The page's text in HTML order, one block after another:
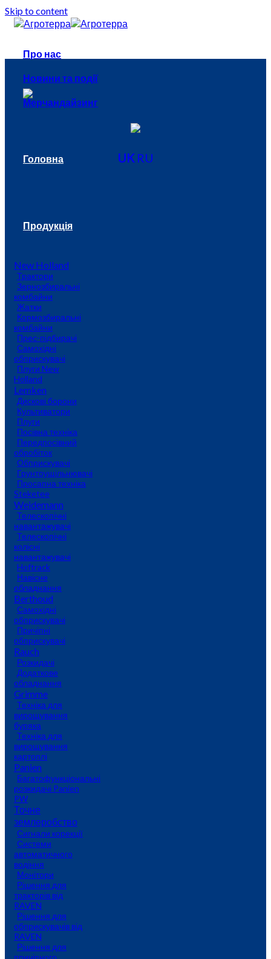
Skip to content
Про нас
Новини та події
Мерчандайзинг
UK RU
Головна
Продукція
New Holland
Трактори
Зернозбиральні
комбайни
Жатки
Кормозбиральні
комбайни
Прес-підбирачі
Самохідні
обприскувачі
Плуги New
Holland
Lemken
Дискові борони
Культиватори
Плуги
Посівна техніка
Передпосівний
обробіток
Обприскувачі
Грунтоущільнювачі
Просапна техніка
Steketee
Weidemann
Телескопічні
навантажувачі
Телескопічні
колісні
навантажувачі
Hoftrack
Навісне
обладнання
Berthoud
Самохідні
обприскувачі
Причіпні
обприскувачі
Rauch
Розкидачі
Додаткове
обладнання
Grimme
Техніка для
вирощування
буряка
Техніка для
вирощування
картоплі
Panien
Багатофункціональні
розкидачі Panien
PW
Точне
землеробство
Сигнали корекції
Системи
автоматичного
водіння
Монітори
Рішення для
тракторів від
RAVEN
Рішення для
обприскувачів від
RAVEN
Рішення для
причіпного